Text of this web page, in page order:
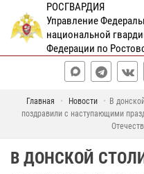
РОСГВАРДИЯ
Управление
национальной
Федерации по
Главная Новости
В
поздравили с наступающими
В ДОНСКОЙ